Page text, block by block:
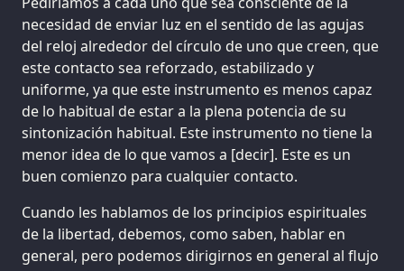
necesidad de enviar luz en el sentido de las agujas
del reloj alrededor del círculo de uno que creen, que
este contacto sea reforzado, estabilizado y
uniforme, ya que este instrumento es menos capaz
de lo habitual de estar a la plena potencia de su
sintonización habitual. Este instrumento no tiene la
menor idea de lo que vamos a [decir]. Este es un
buen comienzo para cualquier contacto.
Cuando les hablamos de los principios espirituales
de la libertad, debemos, como saben, hablar en
general, pero podemos dirigirnos en general al flujo